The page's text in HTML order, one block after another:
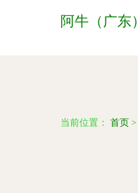
阿牛（广东
当前位置： 首页 >